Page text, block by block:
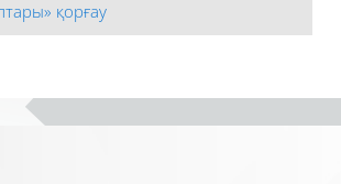
қорғау